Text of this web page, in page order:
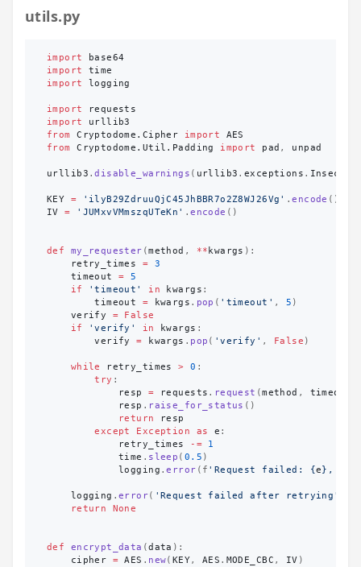
utils.py
import
base64
import
time
import
logging
import
requests
import
urllib3
from
Cryptodome.Cipher import
AES
from
Cryptodome.Util.Padding import pad , unpad
urllib3 .disable_warnings ( urllib3 . exceptions .
KEY = ' ilyB29ZdruuQjC45JhBBR7o2Z8WJ26Vg ' .encode ()
IV
= ' JUMxvVMmszqUTeKn ' .encode ()
def my_requester (method , ** kwargs ):
retry_times
=
3
timeout
=
5
if
'timeout ' in kwargs :
timeout
= kwargs . pop ( ' timeout ' , 5 )
verify
=
False
if
'verify ' in kwargs :
verify
= kwargs . pop ( 'verify ' , False )
while retry_times > 0 :
try :
resp
= requests . request (method , timeout
resp . raise_for_status ()
return
resp
except
Exception as e :
retry_times
-=
1
time . sleep ( 0.5 )
logging .error ( f ' Request failed: {e} ,
logging .error( 'Request failed after retrying '
return
None
def encrypt_data (data ):
cipher
= AES . new( KEY, AES . MODE_CBC , IV )